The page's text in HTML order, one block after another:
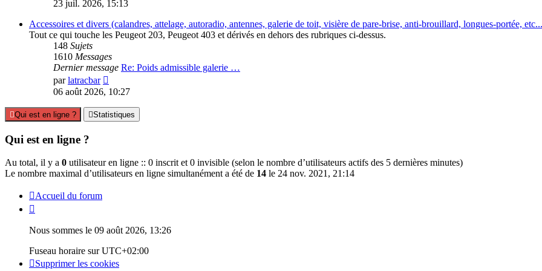
message
23 juil. 2026, 15:13
Accessoires et divers (calandres, attelage, autoradio, antennes, galerie de toit, visière de pare-brise, anti-brouillard, longues-portée,
Tout ce qui touche les Peugeot 203, Peugeot 403 et dérivés en dehors des rubriques ci-dessus.
148 Sujets
1610 Messages
Dernier message Re: Poids admissible galerie …
parlatracbar
le
message
06 août 2026, 10:27
Qui est en ligne ? Statistiques
Qui est en ligne ?
Au total, il y a 0 utilisateur en ligne :: 0 inscrit et 0 invisible (selon le nombre d’utilisateurs actifs des 5 dernières minutes)
Le nombre maximal d’utilisateurs en ligne simultanément a été de 14 le 24 nov. 2021, 21:14
Accueil du forum
Nous sommes le 09 août 2026, 13:26
Fuseau horaire surUTC+02:00
Supprimer les cookies